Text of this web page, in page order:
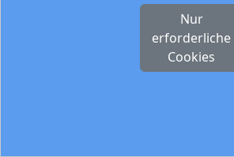
Nur
erforderliche
Cookies